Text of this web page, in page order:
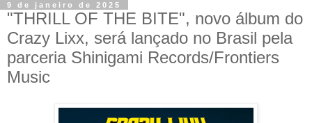
9 de janeiro de 2025
"THRILL OF THE BITE", novo álbum do
Crazy Lixx, será lançado no Brasil pela
parceria Shinigami Records/Frontiers
Music